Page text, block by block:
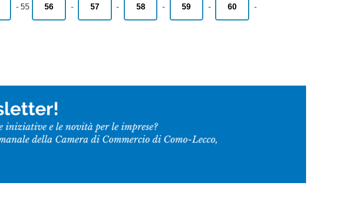
- 55 56 - 57 - 58 - 59 - 60 -